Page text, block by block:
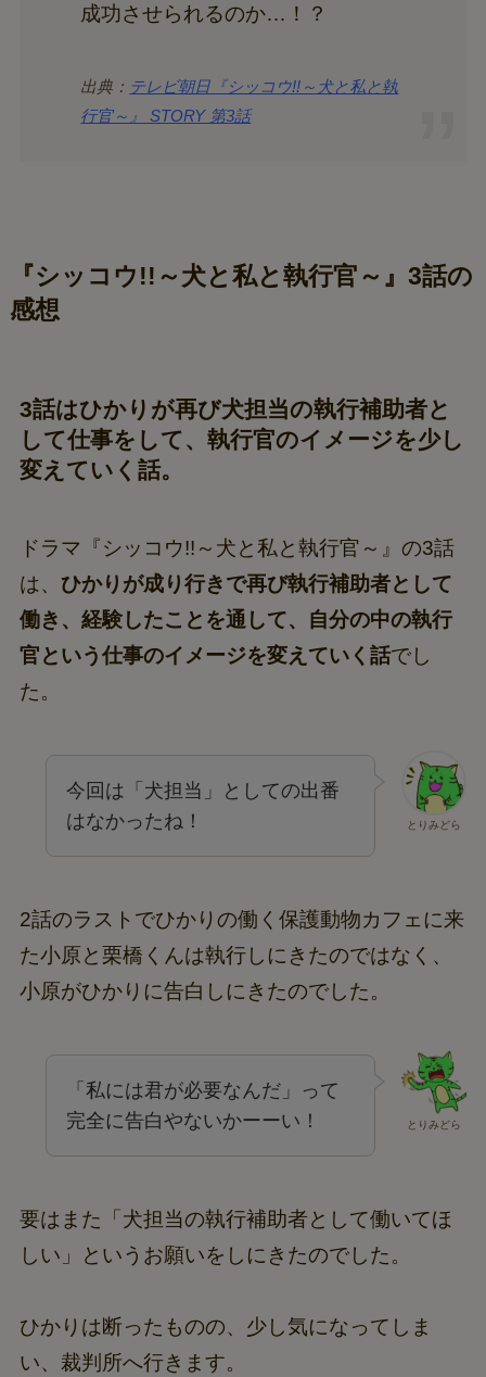
成功させられるのか…！？
出典： テレビ朝日『シッコウ!!～犬と私と執
行官～』 STORY 第3話
『シッコウ!!～犬と私と執行官～』3話の
感想
3話はひかりが再び犬担当の執行補助者と
して仕事をして、執行官のイメージを少し
変えていく話。
ドラマ『シッコウ!!～犬と私と執行官～』の3話
は、 ひかりが成り行きで再び執行補助者として
働き、経験したことを通して、自分の中の執行
官という仕事のイメージを変えていく話でし
た。
とりみどら
今回は「犬担当」としての出番
はなかったね！
2話のラストでひかりの働く保護動物カフェに来
た小原と栗橋くんは執行しにきたのではなく、
小原がひかりに告白しにきたのでした。
とりみどら
「私には君が必要なんだ」って
完全に告白やないかーーい！
要はまた「犬担当の執行補助者として働いてほ
しい」というお願いをしにきたのでした。
ひかりは断ったものの、少し気になってしま
い、裁判所へ行きます。